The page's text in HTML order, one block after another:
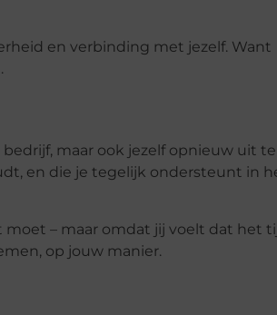
en verbinding met jezelf. Want
maar ook jezelf opnieuw uit te
en die je tegelijk ondersteunt in
– maar omdat jij voelt dat het
op jouw manier.